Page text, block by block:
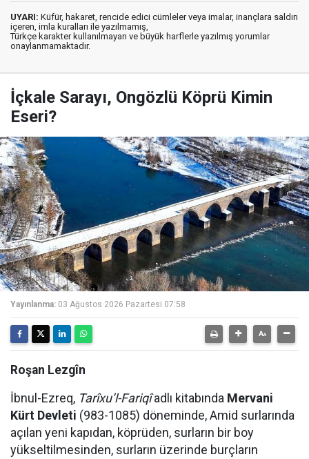
UYARI: Küfür, hakaret, rencide edici cümleler veya imalar, inançlara saldırı
içeren, imla kuralları ile yazılmamış,
Türkçe karakter kullanılmayan ve büyük harflerle yazılmış yorumlar
onaylanmamaktadır.
İçkale Sarayı, Ongözlü Köprü Kimin
Eseri?
Yayınlanma: 03 Ağustos 2026 Pazartesi 07:58
Roşan Lezgîn
İbnul-Ezreq, Tarîxu’l-Fariqîadlı kitabında Mervani
Kürt Devleti (983-1085) döneminde, Amid surlarında
açılan yeni kapıdan, köprüden, surların bir boy
yükseltilmesinden, surların üzerinde burçların